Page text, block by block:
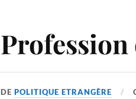
DEPOLITIQUE ETRANGÈRE